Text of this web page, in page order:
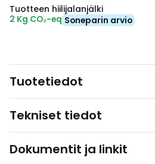
Tuotteen hiilijalanjälki
2 Kg CO₂-eq Soneparin arvio
Tuotetiedot
Tekniset tiedot
Dokumentit ja linkit